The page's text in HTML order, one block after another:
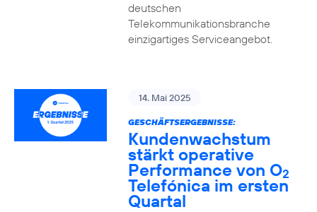
deutschen
Telekommunikationsbranche
einzigartiges Serviceangebot.
14. Mai 2025
GESCHÄFTSERGEBNISSE:
Kundenwachstum
stärkt operative
Performance von O2
Telefónica im ersten
Quartal